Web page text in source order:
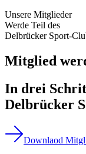
Unsere Mitglieder
Werde Teil des
Delbrücker Sport-
Mitglied
In drei
Delbrücker
Downlaod